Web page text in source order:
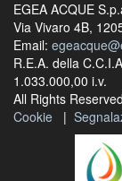
EGEA ACQUE
Via Vivaro 4B,
Email:
R.E.A. della
1.033.000,00 i.v.
All Rights
Cookie |